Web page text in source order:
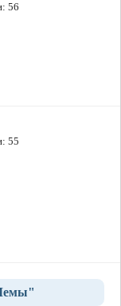
56
55